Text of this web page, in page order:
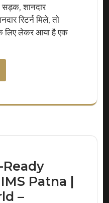
सड़क, शानदार
रिटर्न मिले, तो
लेकर आया है एक
Patna |
–